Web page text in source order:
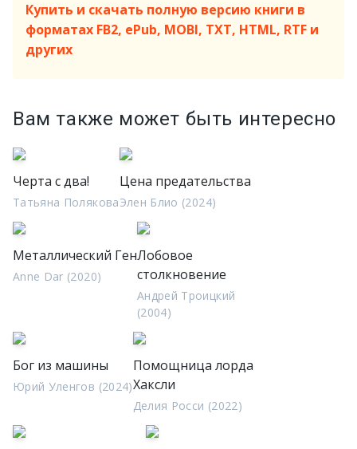
Купить и скачать полную версию книги в
форматах FB2, ePub, MOBI, TXT, HTML, RTF и
других
Вам также может быть интересно
Черта с два!
Татьяна Полякова
Цена предательства
Элен Блио (2024)
Металлический Ген
Anne Dar (2020)
Лобовое
столкновение
Андрей Троицкий
(2004)
Бог из машины
Юрий Уленгов (2024)
Помощница лорда
Хаксли
Делия Росси (2022)